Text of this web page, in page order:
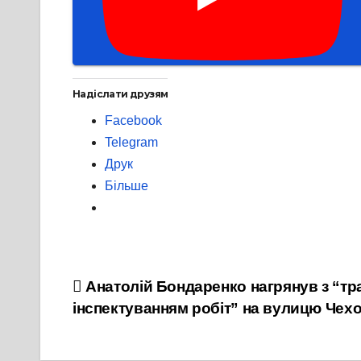
Надіслати друзям
Facebook
Telegram
Друк
Більше
Навігація
записів
Анатолій Бондаренко нагрянув з
інспектуванням робіт” на вулицю